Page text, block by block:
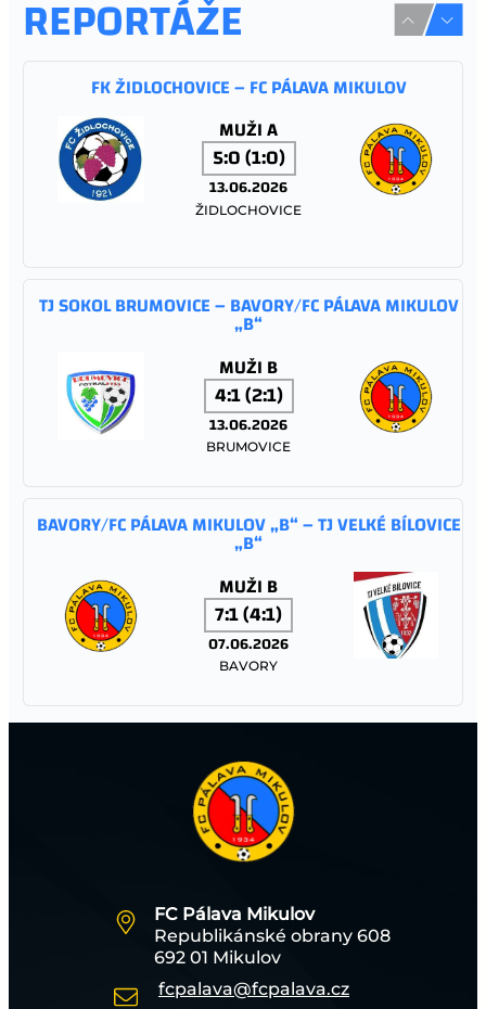
REPORTÁŽE
FK ŽIDLOCHOVICE – FC PÁLAVA MIKULOV
MUŽI A
5:0 (1:0)
13.06.2026
ŽIDLOCHOVICE
TJ SOKOL BRUMOVICE – BAVORY/FC PÁLAVA MIKULOV
„B“
MUŽI B
4:1 (2:1)
13.06.2026
BRUMOVICE
BAVORY/FC PÁLAVA MIKULOV „B“ – TJ VELKÉ BÍLOVICE
„B“
MUŽI B
7:1 (4:1)
07.06.2026
BAVORY
MUŽI A
1:1 (0:1)
06.06.2026
MIKULOV
TJ SOKOL TĚŠANY – FC PÁLAVA MIKULOV
FC Pálava Mikulov
Republikánské obrany 608
692 01 Mikulov
fcpalava@fcpalava.cz